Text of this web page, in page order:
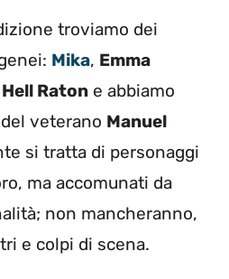
troviamo dei
Mika, Emma
Hell Raton e abbiamo
veterano Manuel
si tratta di personaggi
ma accomunati da
non mancheranno,
e colpi di scena.